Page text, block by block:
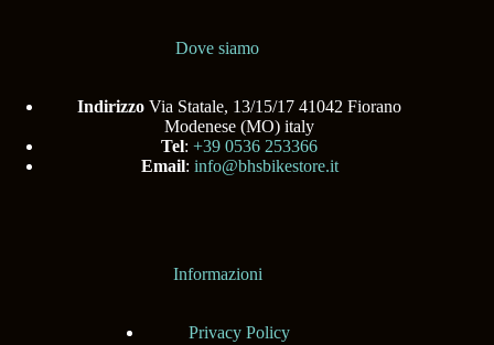
Dove siamo
Indirizzo Via Statale, 13/15/17 41042 Fiorano
Modenese (MO) italy
Tel:+39 0536 253366
Email: info@bhsbikestore.it
Informazioni
Privacy Policy